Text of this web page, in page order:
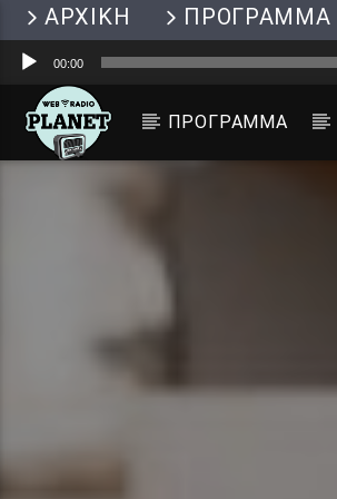
ΑΡΧΙΚΗ ΠΡΟΓΡΑΜΜΑ
Πρόγραμμα
Ήχου
00:00
ΠΡΟΓΡΑΜΜΑ